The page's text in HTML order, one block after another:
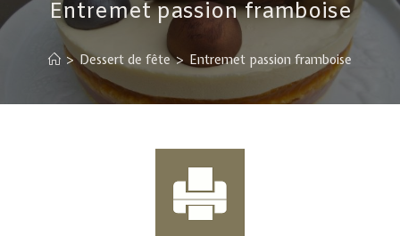
Entremet passion framboise
> Dessert de fête > Entremet passion framboise